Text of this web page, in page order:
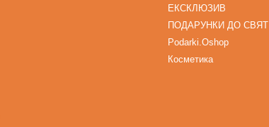
ЕКСКЛЮЗИВ
ПОДАРУНКИ ДО СВЯТ
Podarki.Oshop
Косметика